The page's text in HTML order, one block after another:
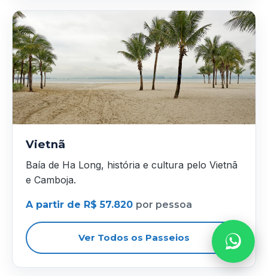
Vietnã
Baía de Ha Long, história e cultura pelo Vietnã
e Camboja.
A partir de R$ 57.820 por pessoa
Ver Todos os Passeios